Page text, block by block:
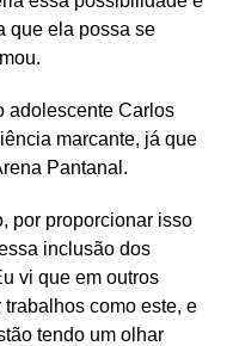
que ela possa se
adolescente Carlos
marcante, já que
Pantanal.
por proporcionar isso
inclusão dos
vi que em outros
trabalhos como este, e
tendo um olhar